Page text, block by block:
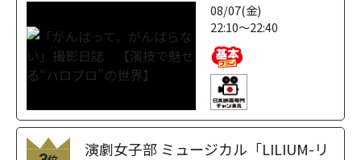
08/07(金)
22:10～22:40
演劇女子部 ミュージカル「LILIUM-リ